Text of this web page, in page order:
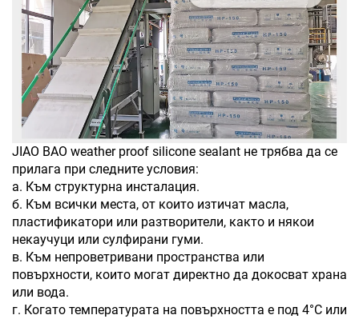
JIAO BAO weather proof silicone sealant не трябва да се
прилага при следните условия:
а. Към структурна инсталация.
б. Към всички места, от които изтичат масла,
пластификатори или разтворители, както и някои
некаучуци или сулфирани гуми.
в. Към непроветривани пространства или
повърхности, които могат директно да докосват храна
или вода.
г. Когато температурата на повърхността е под 4°C или